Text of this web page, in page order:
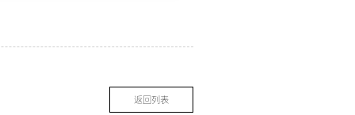
返回列表